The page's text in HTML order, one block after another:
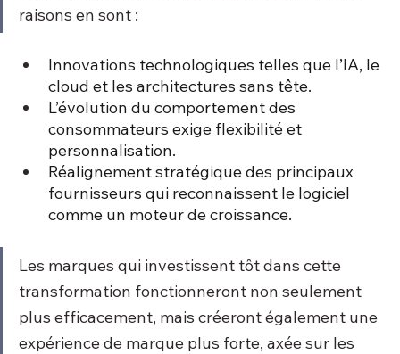
raisons en sont :
Innovations technologiques telles que l’IA, le
cloud et les architectures sans tête.
L’évolution du comportement des
consommateurs exige flexibilité et
personnalisation.
Réalignement stratégique des principaux
fournisseurs qui reconnaissent le logiciel
comme un moteur de croissance.
Les marques qui investissent tôt dans cette
transformation fonctionneront non seulement
plus efficacement, mais créeront également une
expérience de marque plus forte, axée sur les